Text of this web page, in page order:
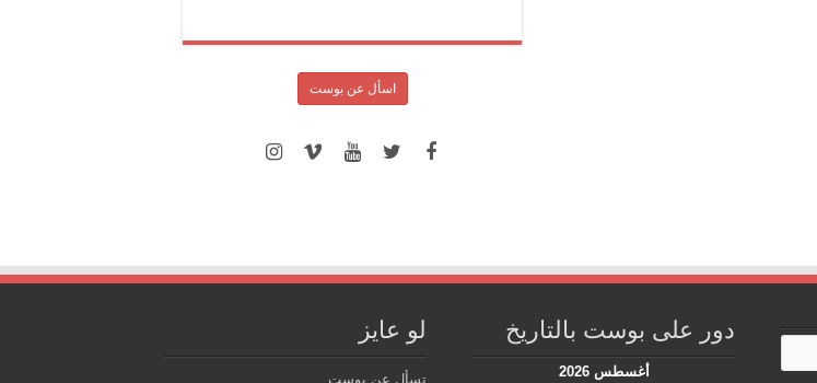
اسأل عن بوست
دور على بوست بالتاريخ
أغسطس 2026
لو عايز
تسأل عن بوست